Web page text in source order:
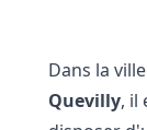
Dans la
Quevilly, il